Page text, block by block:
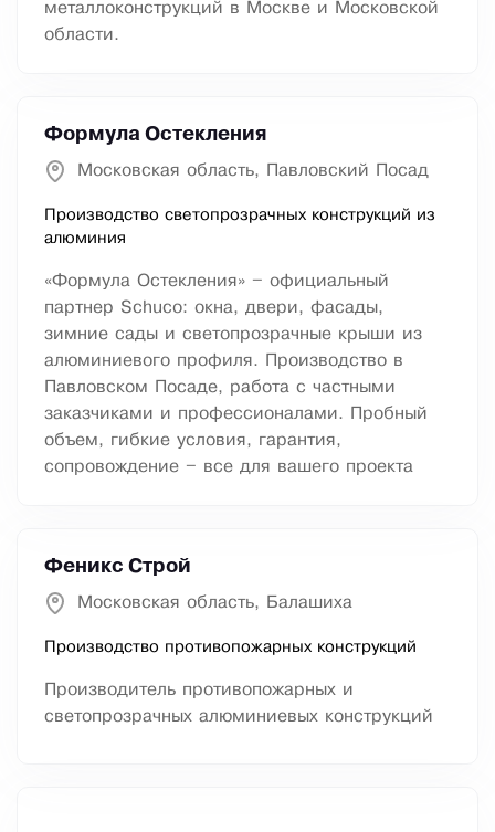
металлоконструкций в Москве и Московской
области.
Формула Остекления
Московская область, Павловский Посад
Производство светопрозрачных конструкций из
алюминия
«Формула Остекления» – официальный
партнер Schuco: окна, двери, фасады,
зимние сады и светопрозрачные крыши из
алюминиевого профиля. Производство в
Павловском Посаде, работа с частными
заказчиками и профессионалами. Пробный
объем, гибкие условия, гарантия,
сопровождение – все для вашего проекта
Феникс Строй
Московская область, Балашиха
Производство противопожарных конструкций
Производитель противопожарных и
светопрозрачных алюминиевых конструкций